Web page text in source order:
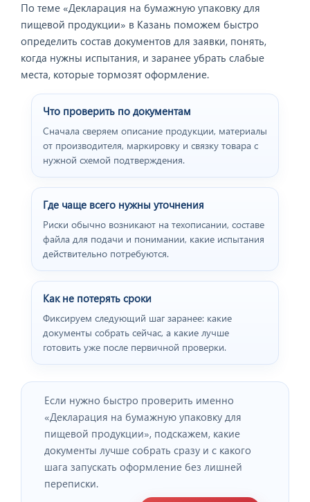
По теме «Декларация на бумажную упаковку для
пищевой продукции» в Казань поможем быстро
определить состав документов для заявки, понять,
когда нужны испытания, и заранее убрать слабые
места, которые тормозят оформление.
Что проверить по документам
Сначала сверяем описание продукции, материалы
от производителя, маркировку и связку товара с
нужной схемой подтверждения.
Где чаще всего нужны уточнения
Риски обычно возникают на техописании, составе
файла для подачи и понимании, какие испытания
действительно потребуются.
Как не потерять сроки
Фиксируем следующий шаг заранее: какие
документы собрать сейчас, а какие лучше
готовить уже после первичной проверки.
Если нужно быстро проверить именно
«Декларация на бумажную упаковку для
пищевой продукции», подскажем, какие
документы лучше собрать сразу и с какого
шага запускать оформление без лишней
переписки.